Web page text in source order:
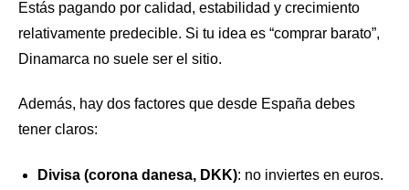
Estás pagando por calidad, estabilidad y crecimiento
relativamente predecible. Si tu idea es “comprar barato”,
Dinamarca no suele ser el sitio.
Además, hay dos factores que desde España debes
tener claros:
Divisa (corona danesa, DKK): no inviertes en euros.